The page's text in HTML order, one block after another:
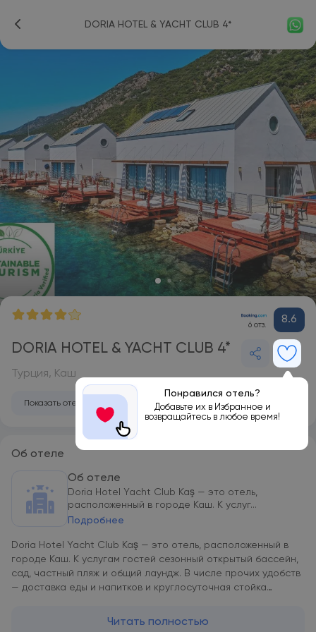
DORIA HOTEL & YACHT CLUB 4*
6 отз. 8.6
DORIA HOTEL & YACHT CLUB 4*
Понравился отель?
Добавьте их в Избранное и
возвращайтесь в любое время!
Турция, Каш
Показать отель на карте
Об отеле
Об отеле
Doria Hotel Yacht Club Kaş — это отель,
расположенный в городе Каш. К услуг...
Подробнее
Doria Hotel Yacht Club Kaş — это отель, расположенный в
городе Каш. К услугам гостей сезонный открытый бассейн,
сад, частный пляж и общий лаундж. В числе прочих удобств
— доставка еды и напитков и круглосуточная стойка
территории. К услугам гостей отеля — терраса, ресторан
Читать полностью